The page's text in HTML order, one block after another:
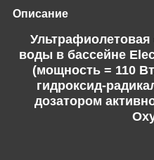
Описание
Ультрафиолетовая
воды в бассейне
(мощность = 110
гидроксид-
дозатором